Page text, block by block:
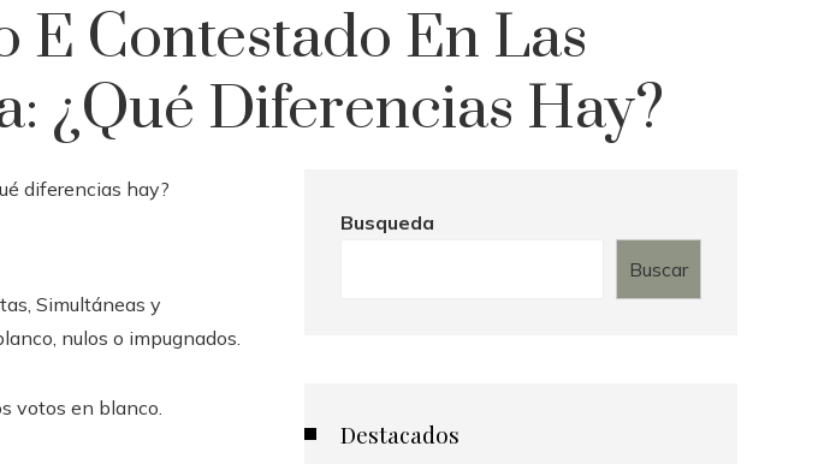
E Contestado En Las
¿qué Diferencias Hay?
Simultáneas y
nulos o impugnados.
votos en blanco.
Busqueda
Buscar
Destacados